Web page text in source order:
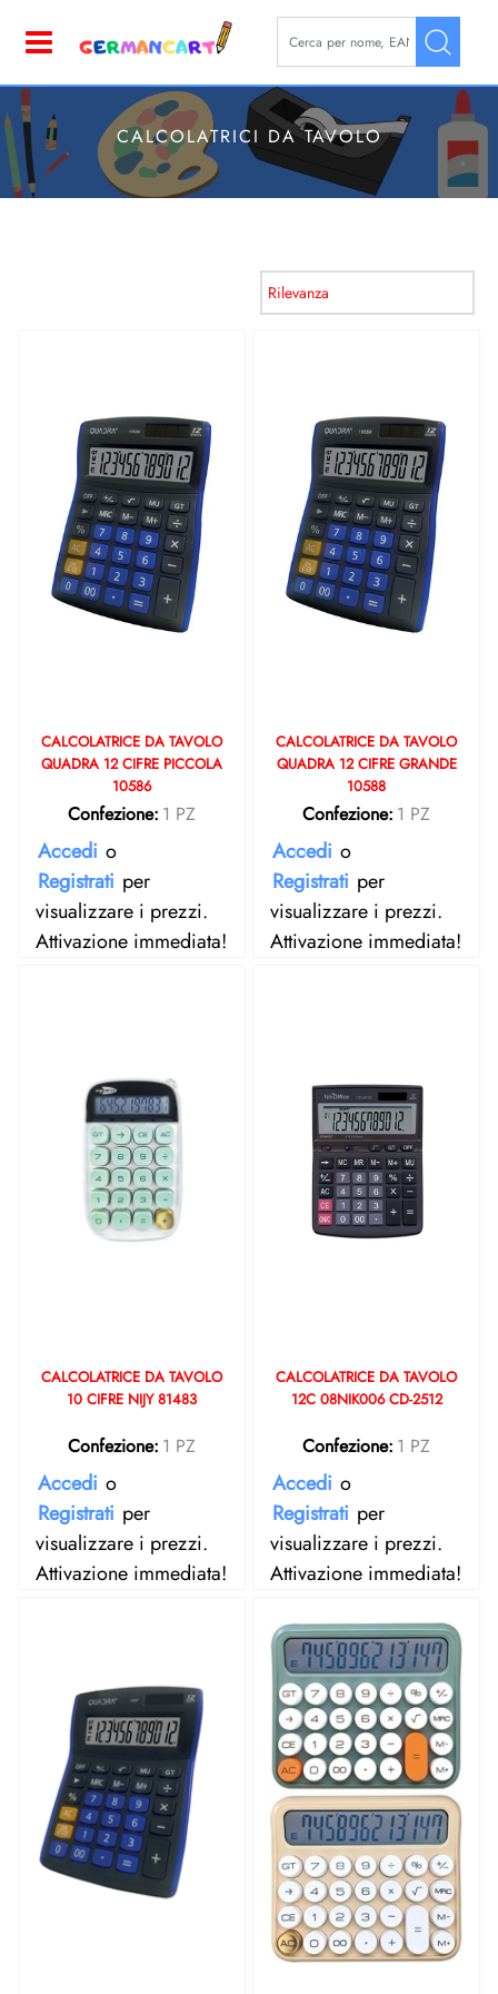
La modifica di un filtro
CALCOLATRICI DA TAVOLO
CALCOLATRICE DA TAVOLO
QUADRA 12 CIFRE PICCOLA
10586
Confezione: 1 PZ
Accedi o
Registrati per
visualizzare i prezzi.
Attivazione immediata!
CALCOLATRICE DA TAVOLO
QUADRA 12 CIFRE GRANDE
10588
Confezione: 1 PZ
Accedi o
Registrati per
visualizzare i prezzi.
Attivazione immediata!
CALCOLATRICE DA TAVOLO
10 CIFRE NIJY 81483
Confezione: 1 PZ
Accedi o
Registrati per
visualizzare i prezzi.
Attivazione immediata!
CALCOLATRICE DA TAVOLO
12C 08NIK006 CD-2512
Confezione: 1 PZ
Accedi o
Registrati per
visualizzare i prezzi.
Attivazione immediata!